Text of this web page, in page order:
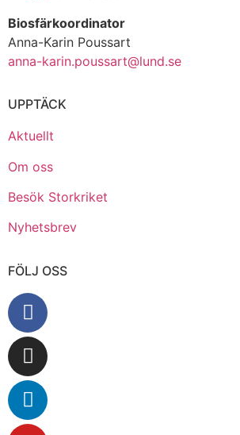
Biosfärkoordinator
Anna-Karin Poussart
anna-karin.poussart@lund.se
UPPTÄCK
Aktuellt
Om oss
Besök Storkriket
Nyhetsbrev
FÖLJ OSS